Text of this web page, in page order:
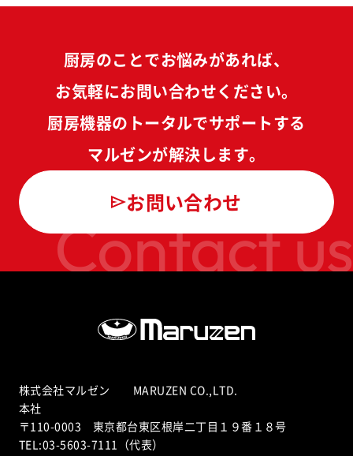
Contact us
厨房のことでお悩みがあれば、
お気軽にお問い合わせください。
厨房機器のトータルでサポートする
マルゼンが解決します。
お問い合わせ
株式会社マルゼン MARUZEN CO.,LTD.
本社
〒110-0003 東京都台東区根岸二丁目１９番１８号
TEL:03-5603-7111（代表）